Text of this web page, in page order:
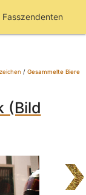
Fasszendenten
/ Gesammelte Biere
(Bild